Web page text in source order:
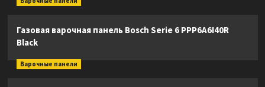
Газовая варочная панель Bosch Serie 6 PPP6A6I40R
Black
Варочные панели